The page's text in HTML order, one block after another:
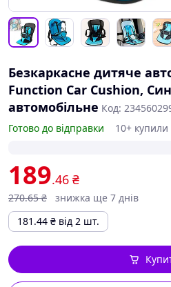
Безкаркасне дитяче
Function Car Cushion,
автомобільне Код:
Готово до відправки
10+ купили
189.46 ₴
270.65 ₴
знижка ще 7 днів
181.44 ₴ від 2 шт.